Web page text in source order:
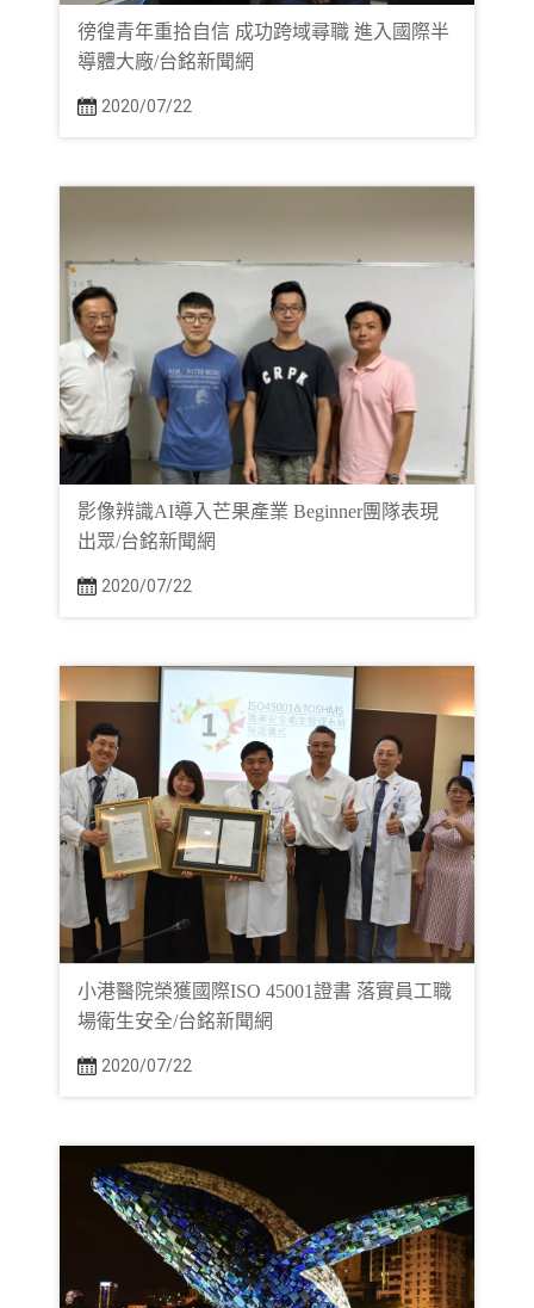
徬徨青年重拾自信 成功跨域尋職 進入國際半
導體大廠/台銘新聞網
2020/07/22
影像辨識AI導入芒果產業 Beginner團隊表現
出眾/台銘新聞網
2020/07/22
小港醫院榮獲國際ISO 45001證書 落實員工職
場衛生安全/台銘新聞網
2020/07/22